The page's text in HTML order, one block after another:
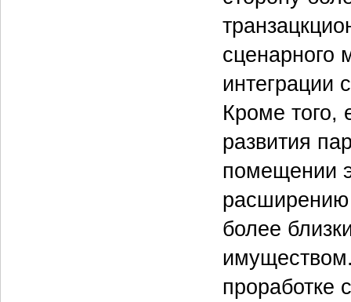
сценарного
интеграции
Кроме того,
развития
помещении
расширению
более
проработке